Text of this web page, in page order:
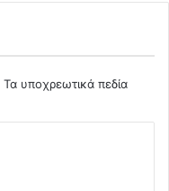
Τα υποχρεωτικά πεδία